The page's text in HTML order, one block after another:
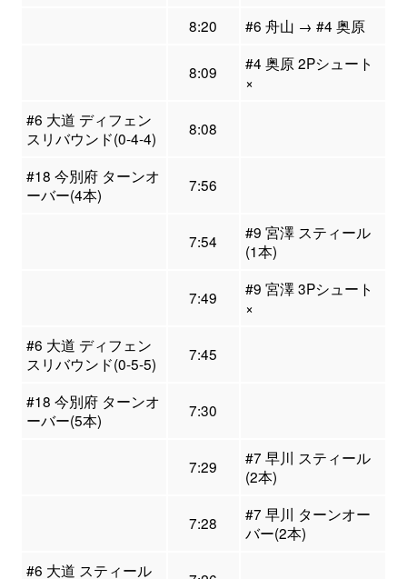
8:20
#6 舟山 → #4 奥原
8:09
#4 奥原 2Pシュート
×
#6 大道 ディフェン
スリバウンド(0-4-4)
8:08
#18 今別府 ターンオ
ーバー(4本)
7:56
7:54
#9 宮澤 スティール
(1本)
7:49
#9 宮澤 3Pシュート
×
#6 大道 ディフェン
スリバウンド(0-5-5)
7:45
#18 今別府 ターンオ
ーバー(5本)
7:30
7:29
#7 早川 スティール
(2本)
7:28
#7 早川 ターンオー
バー(2本)
#6 大道 スティール